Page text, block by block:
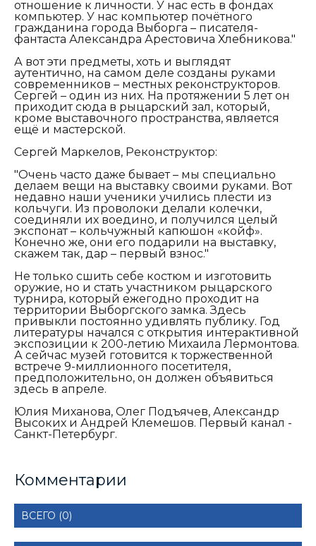
отношение к личности. У нас есть в фондах
компьютер. У нас компьютер почётного
гражданина города Выборга – писателя-
фантаста Александра Арестовича Хлебникова."
А вот эти предметы, хоть и выглядят
аутентично, на самом деле созданы руками
современников – местных реконструкторов.
Сергей – один из них. На протяжении 5 лет он
приходит сюда в рыцарский зал, который,
кроме выставочного пространства, является
ещё и мастерской.
Сергей Маркелов, Реконструктор:
"Очень часто даже бывает – мы специально
делаем вещи на выставку своими руками. Вот
недавно наши ученики учились плести из
кольчуги. Из проволоки делали колечки,
соединяли их воедино, и получился целый
экспонат – кольчужный капюшон «койф».
Конечно же, они его подарили на выставку,
скажем так, дар – первый взнос."
Не только сшить себе костюм и изготовить
оружие, но и стать участником рыцарского
турнира, который ежегодно проходит на
территории Выборгского замка. Здесь
привыкли постоянно удивлять публику. Год
литературы начался с открытия интерактивной
экспозиции к 200-летию Михаила Лермонтова.
А сейчас музей готовится к торжественной
встрече 9-миллионного посетителя,
предположительно, он должен объявиться
здесь в апреле.
Юлия Миханова, Олег Подъячев, Александр
Высоких и Андрей Клемешов. Первый канал -
Санкт-Петербург.
Комментарии
ВСЕГО (0)